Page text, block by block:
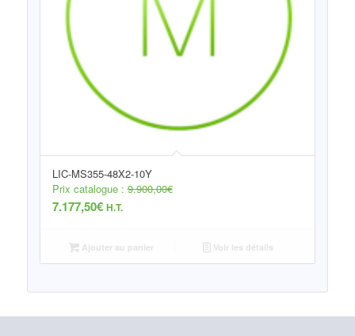
LIC-MS355-48X2-10Y
Prix catalogue :9.900,00€
7.177,50€ H.T.
Ajouter au panier Voir les détails